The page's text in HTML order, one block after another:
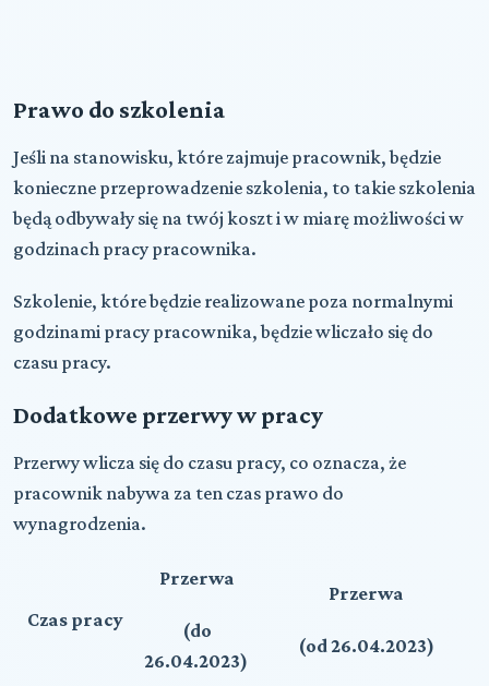
Prawo do szkolenia
Jeśli na stanowisku, które zajmuje pracownik, będzie
konieczne przeprowadzenie szkolenia, to takie szkolenia
będą odbywały się na twój koszti w miarę możliwości w
godzinach pracy pracownika.
Szkolenie, które będzie realizowane poza normalnymi
godzinami pracy pracownika, będzie wliczało się do
czasu pracy.
Dodatkowe przerwy w pracy
Przerwy wlicza się do czasu pracy, co oznacza, że
pracownik nabywa za ten czas prawo do
wynagrodzenia.
Czas pracy
Przerwa
(do
26.04.2023)
Przerwa
(od 26.04.2023)